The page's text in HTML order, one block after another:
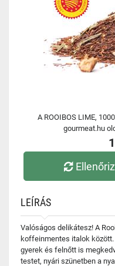
A ROOIBOS LIME,
gourmeat.hu
LEÍRÁS
Valóságos delikátesz! A
koffeinmentes italok
gyerek és felnőtt is
testet, nyári szünetben a